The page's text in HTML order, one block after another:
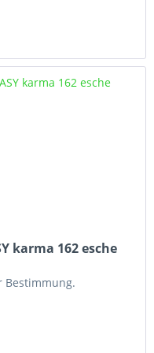
karma 162 esche
Bestimmung.